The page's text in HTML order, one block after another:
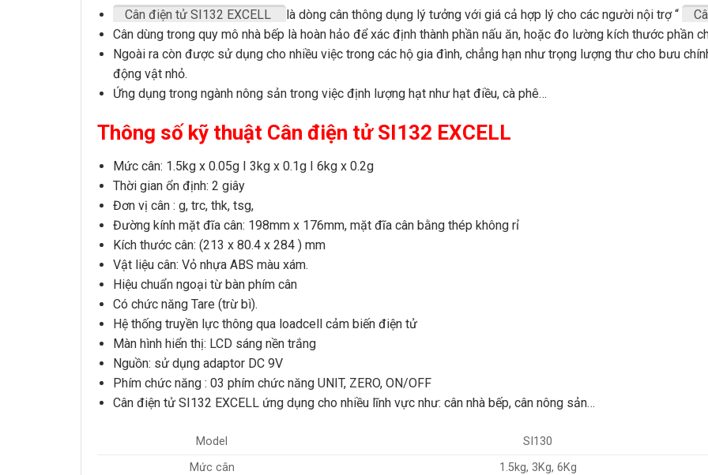
Cân điện tử SI132 EXCELL là dòng cân thông dụng lý tưởng với giá cả hợp lý cho các người nội trợ “
Cân dùng trong quy mô nhà bếp là hoàn hảo để xác định thành phần nấu ăn, hoặc đo lường kích thước phần
Ngoài ra còn được sử dụng cho nhiều việc trong các hộ gia đình, chẳng hạn như trọng lượng thư cho bưu
động vật nhỏ.
Ứng dụng trong ngành nông sản trong việc định lượng hạt như hạt điều, cà phê…
Thông số kỹ thuật Cân điện tử SI132 EXCELL
Mức cân: 1.5kg x 0.05g I 3kg x 0.1g I 6kg x 0.2g
Thời gian ổn định: 2 giây
Đơn vị cân : g, trc, thk, tsg,
Đường kính mặt đĩa cân: 198mm x 176mm, mặt đĩa cân bằng thép không rỉ
Kích thước cân: (213 x 80.4 x 284 ) mm
Vật liệu cân: Vỏ nhựa ABS màu xám.
Hiệu chuẩn ngoại từ bàn phím cân
Có chức năng Tare (trừ bì).
Hệ thống truyền lực thông qua loadcell cảm biến điện tử
Màn hình hiển thị: LCD sáng nền trắng
Nguồn: sử dụng adaptor DC 9V
Phím chức năng : 03 phím chức năng UNIT, ZERO, ON/OFF
Cân điện tử SI132 EXCELL ứng dụng cho nhiều lĩnh vực như: cân nhà bếp, cân nông sản…
Model
SI130
Mức cân
1.5kg, 3Kg, 6Kg